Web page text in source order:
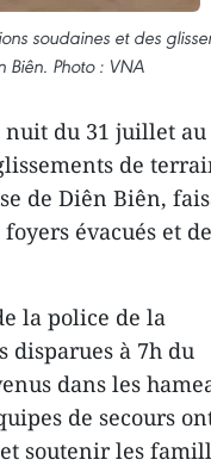
soudaines et des
Photo : VNA
du 31 juillet au
de
de Diên Biên,
évacués et de
la police de la
disparues à 7h du
dans les
de secours
soutenir les